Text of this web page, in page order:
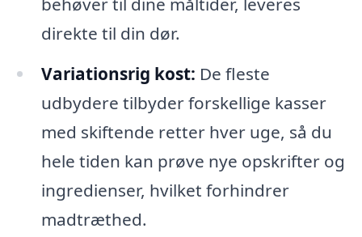
direkte til din dør.
Variationsrig kost: De fleste
udbydere tilbyder forskellige kasser
med skiftende retter hver uge, så du
hele tiden kan prøve nye opskrifter og
ingredienser, hvilket forhindrer
madtræthed.